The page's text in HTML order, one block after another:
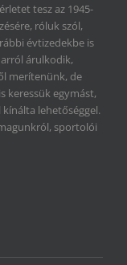
tesz az 1945-
róluk szól,
évtizedekbe is
árulkodik,
merítenünk, de
keressük egymást,
lehetőséggel.
sportolói